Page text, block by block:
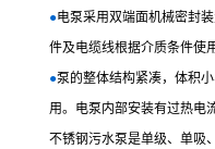
●电泵采用双端面机械密封
件及电缆线根据介质条件使
●泵的整体结构紧凑，体积
用。电泵内部安装有过热电
不锈钢污水泵是单级、单吸